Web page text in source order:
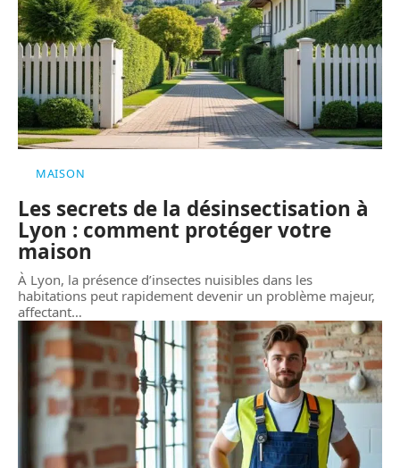
MAISON
Les secrets de la désinsectisation à
Lyon : comment protéger votre
maison
À Lyon, la présence d’insectes nuisibles dans les
habitations peut rapidement devenir un problème majeur,
affectant…